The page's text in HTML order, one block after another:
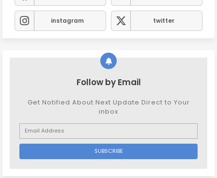
instagram twitter
Follow by Email
Get Notified About Next Update Direct to Your
inbox